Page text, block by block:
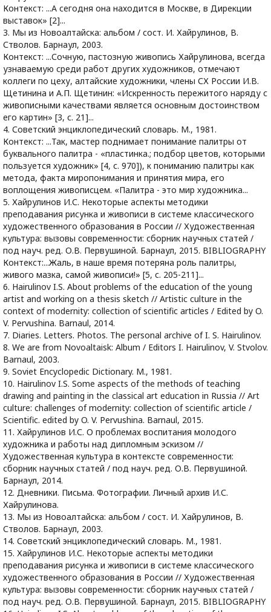
Контекст: ...А сегодня она находится в Москве, в Дирекции
выставок» [2]...
3. Мы из Новоалтайска: альбом / сост. И. Хайрулинов, В.
Стволов. Барнаул, 2003.
Контекст: ...Сочную, пастозную живопись Хайрулинова, всегда
узнаваемую среди работ других художников, отмечают
коллеги по цеху, алтайские художники, члены СХ России И.В.
Щетинина и А.П. Щетинин: «Искренность пережитого наряду с
живописными качествами является основным достоинством
его картин» [3, с. 21]...
4. Советский энциклопедический словарь. М., 1981.
Контекст: ...Так, мастер поднимает понимание палитры от
буквального палитра - «пластинка.; подбор цветов, которыми
пользуется художник» [4, с. 970]), к пониманию палитры как
метода, факта миропонимания и принятия мира, его
воплощения живописцем. «Палитра - это мир художника...
5. Хайрулинов И.С. Некоторые аспекты методики
преподавания рисунка и живописи в системе классического
художественного образования в России // Художественная
культура: вызовы современности: сборник научных статей /
под науч. ред. О.В. Первушиной. Барнаул, 2015. BIBLIOGRAPHY
Контекст:...Жаль, в наше время потеряна роль палитры,
живого мазка, самой живописи!» [5, с. 205-211]...
6. Hairulinov I.S. About problems of the education of the young
artist and working on a thesis sketch // Artistic culture in the
context of modernity: collection of scientific articles / Edited by O.
V. Pervushina. Barnaul, 2014.
7. Diaries. Letters. Photos. The personal archive of I. S. Hairulinov.
8. We are from Novoaltaisk: Album / Editors I. Hairulinov, V. Stvolov.
Barnaul, 2003.
9. Soviet Encyclopedic Dictionary. M., 1981.
10. Hairulinov I.S. Some aspects of the methods of teaching
drawing and painting in the classical art education in Russia // Art
culture: challenges of modernity: collection of scientific article /
Scientific. edited by O. V. Pervushina. Barnaul, 2015.
11. Хайрулинов И.С. О проблемах воспитания молодого
художника и работы над дипломным эскизом //
Художественная культура в контексте современности:
сборник научных статей / под науч. ред. О.В. Первушиной.
Барнаул, 2014.
12. Дневники. Письма. Фотографии. Личный архив И.С.
Хайрулинова.
13. Мы из Новоалтайска: альбом / сост. И. Хайрулинов, В.
Стволов. Барнаул, 2003.
14. Советский энциклопедический словарь. М., 1981.
15. Хайрулинов И.С. Некоторые аспекты методики
преподавания рисунка и живописи в системе классического
художественного образования в России // Художественная
культура: вызовы современности: сборник научных статей /
под науч. ред. О.В. Первушиной. Барнаул, 2015. BIBLIOGRAPHY